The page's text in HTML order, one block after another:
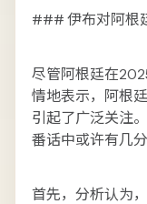
### 伊布对阿根
尽管阿根廷在
情地表示，阿根
引起了广泛关注
番话中或许有几分
首先，分析认为